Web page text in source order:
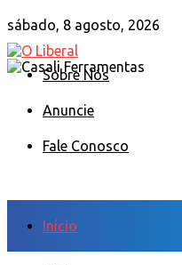
sábado, 8 agosto, 2026
Sobre Nós
Anuncie
Fale Conosco
Início